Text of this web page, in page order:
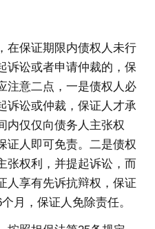
保证期限内债权人未行
诉讼或者申请仲裁的，保
注意二点，一是债权人必
诉讼或仲裁，保证人才承
内仅仅向债务人主张权
证人即可免责。二是债权
张权利，并提起诉讼，而
人享有先诉抗辩权，保证
月，保证人免除责任。